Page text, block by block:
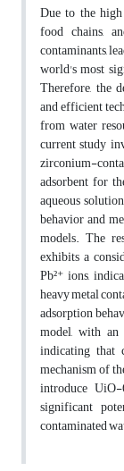
Due to the
food chains,
contaminants,
world's most
Therefore, the
and efficient
from water
current study
zirconium-
adsorbent for
aqueous
behavior and
models. The
exhibits a
Pb²⁺ ions,
heavy metal
adsorption
model, with
indicating that
mechanism of
introduce
significant
contaminated